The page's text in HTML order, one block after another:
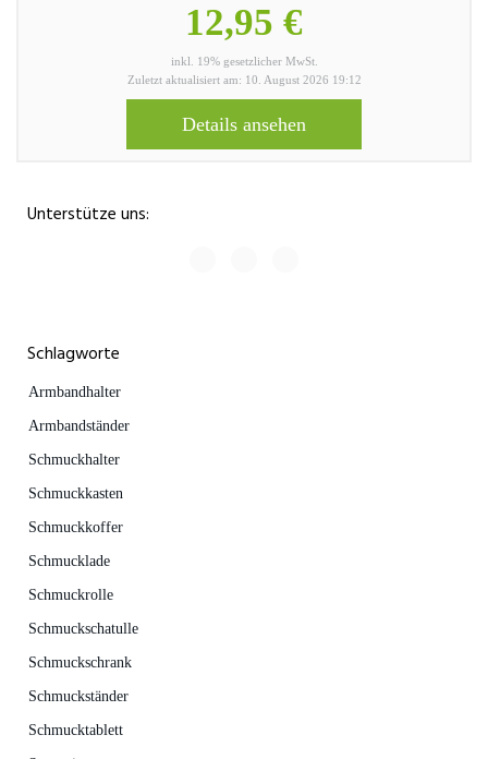
12,95 €
inkl. 19% gesetzlicher MwSt.
Zuletzt aktualisiert am: 10. August 2026 19:12
Details ansehen
Unterstütze uns:
Schlagworte
Armbandhalter
Armbandständer
Schmuckhalter
Schmuckkasten
Schmuckkoffer
Schmucklade
Schmuckrolle
Schmuckschatulle
Schmuckschrank
Schmuckständer
Schmucktablett